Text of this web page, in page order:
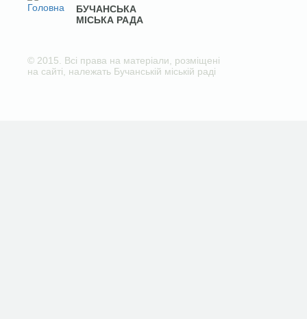
БУЧАНСЬКА
МІСЬКА РАДА
© 2015. Всі права на матеріали, розміщені
на сайті, належать Бучанській міській раді